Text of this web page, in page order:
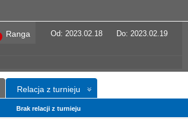
Ranga Od: 2023.02.18 Do: 2023.02.19
Relacja z turnieju
Brak relacji z turnieju